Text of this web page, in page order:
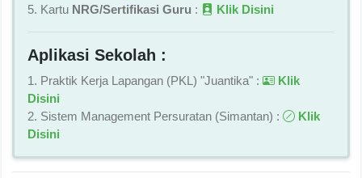
5. Kartu NRG/Sertifikasi Guru : Klik Disini
Aplikasi Sekolah :
1. Praktik Kerja Lapangan (PKL) "Juantika" :
Klik
Disini
2. Sistem Management Persuratan (Simantan) :
Klik
Disini